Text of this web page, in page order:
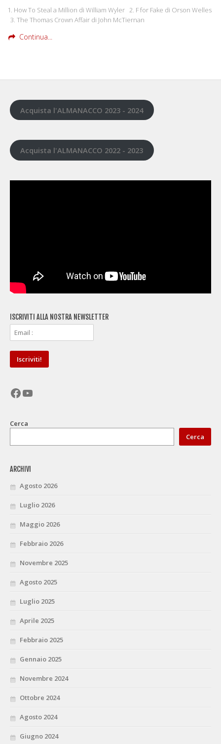
1. How To Steal a Million di William Wyler 2. F for Fake di Orson Welles
3. The Thomas Crown Affair di John McTiernan
Continua...
Acquista l'ALMANACCO 2023 - 2024
Acquista l'ALMANACCO 2022 - 2023
ISCRIVITI ALLA NOSTRA NEWSLETTER
Facebook
YouTube
Cerca
Cerca
ARCHIVI
Agosto 2026
Luglio 2026
Maggio 2026
Febbraio 2026
Novembre 2025
Agosto 2025
Luglio 2025
Aprile 2025
Febbraio 2025
Gennaio 2025
Novembre 2024
Ottobre 2024
Agosto 2024
Giugno 2024